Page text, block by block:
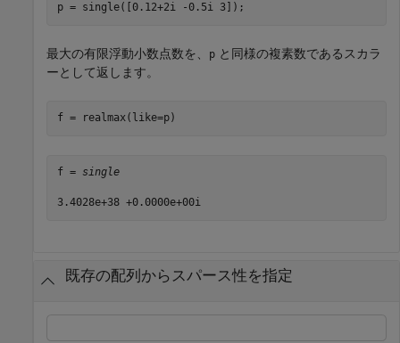
p = single([0.12+2i -0.5i 3]);
最大の有限浮動小数点数を、 p と同様の複素数であるスカラ
ーとして返します。
f = realmax(like=p)
f = single
3.4028e+38 +0.0000e+00i
既存の配列からスパース性を指定